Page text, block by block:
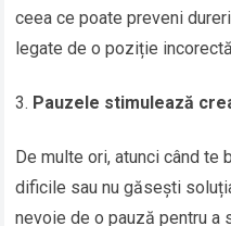
ceea ce poate preveni
legate de o poziție
Pauzele stimulează
De multe ori, atunci când
dificile sau nu găsești
nevoie de o pauză pentru a